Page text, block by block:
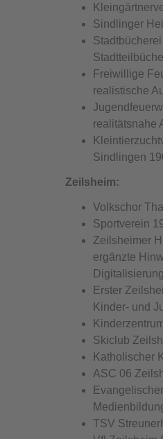
Sindlinger
Freiwillige
realistische
realitätsnahe
Sindlingen
Zeilsheim:
Volkschor
Sportverein
Zeilsheimer
ergänzte
Erster
Kinder- und
Skiclub
Katholischer
ASC 06
TSV